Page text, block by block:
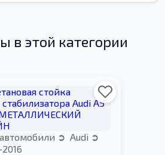
в этой категории
Audi